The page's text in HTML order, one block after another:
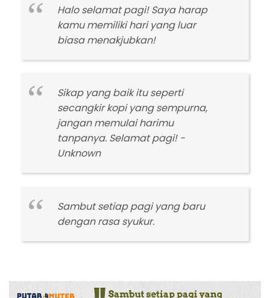
Halo selamat pagi! Saya harap
kamu memiliki hari yang luar
biasa menakjubkan!
Sikap yang baik itu seperti
secangkir kopi yang sempurna,
jangan memulai harimu
tanpanya. Selamat pagi! -
Unknown
Sambut setiap pagi yang baru
dengan rasa syukur.